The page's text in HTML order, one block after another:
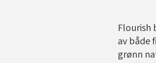
Flourish
av både
grønn